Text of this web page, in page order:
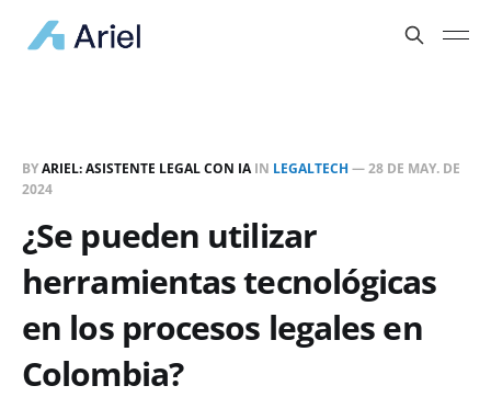
BYARIEL: ASISTENTE LEGAL CON IAIN LEGALTECH —28 DE MAY. DE
2024
¿Se pueden utilizar
herramientas tecnológicas
en los procesos legales en
Colombia?